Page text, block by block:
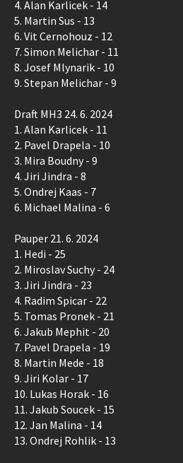
4. Alan Karlicek - 14
5. Martin Sus - 13
6. Vit Cernohouz - 12
7. Simon Melichar - 11
8. Josef Mlynarik - 10
9. Stepan Melichar - 9
Draft MH3 24. 6. 2024
1. Alan Karlicek - 11
2. Pavel Drapela - 10
3. Mira Boudny - 9
4. Jiri Jindra - 8
5. Ondrej Kaas - 7
6. Michael Malina - 6
Pauper 21. 6. 2024
1. Hedi - 25
2. Miroslav Suchy - 24
3. Jiri Jindra - 23
4. Radim Spicar - 22
5. Tomas Pronek - 21
6. Jakub Mephit - 20
7. Pavel Drapela - 19
8. Martin Mede - 18
9. Jiri Kolar - 17
10. Lukas Horak - 16
11. Jakub Soucek - 15
12. Jan Malina - 14
13. Ondrej Rohlik - 13